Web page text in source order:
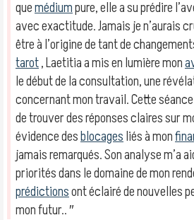
quemédiumpure, elle a su prédire
avec exactitude. Jamais je n’aurais
être à l’origine de tant de
tarot, Laetitia a mis en lumière mon
le début de la consultation, une
concernant mon travail. Cette
de trouver des réponses claires sur
évidence desblocagesliés à mon
jamais remarqués. Son analyse m’a
priorités dans le domaine de mon
prédictionsont éclairé de nouvelles
mon futur.. ″